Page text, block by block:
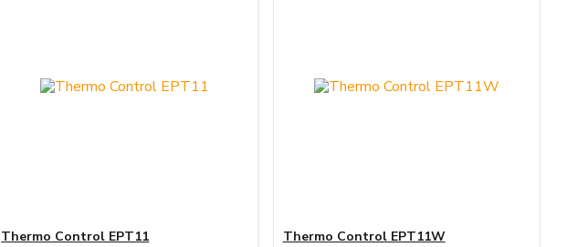
Thermo Control EPT11 Thermo Control EPT11W